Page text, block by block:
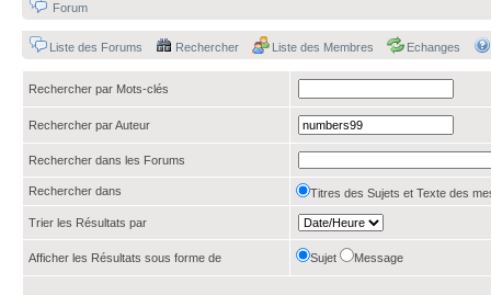
Forum
Liste des Forums Rechercher Liste des Membres Echanges
Rechercher par Mots-clés
Rechercher par Auteur
Rechercher dans les Forums
Rechercher dans Titres des Sujets et Texte des
Trier les Résultats par
Afficher les Résultats sous forme de Sujet Message